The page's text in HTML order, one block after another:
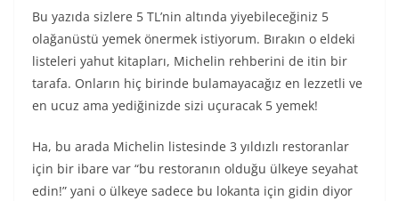
Bu yazıda sizlere 5 TL’nin altında yiyebileceğiniz 5
olağanüstü yemek önermek istiyorum. Bırakın o eldeki
listeleri yahut kitapları, Michelin rehberini de itin bir
tarafa. Onların hiç birinde bulamayacağız en lezzetli ve
en ucuz ama yediğinizde sizi uçuracak 5 yemek!
Ha, bu arada Michelin listesinde 3 yıldızlı restoranlar
için bir ibare var “bu restoranın olduğu ülkeye seyahat
edin!” yani o ülkeye sadece bu lokanta için gidin diyor